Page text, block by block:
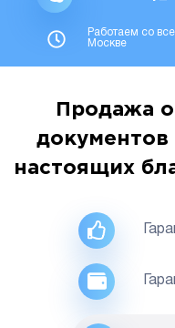
Работаем со
Москве
Продажа
документов
настоящих